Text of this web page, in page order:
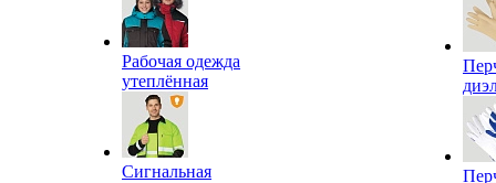
Рабочая одежда
утеплённая
Сигнальная